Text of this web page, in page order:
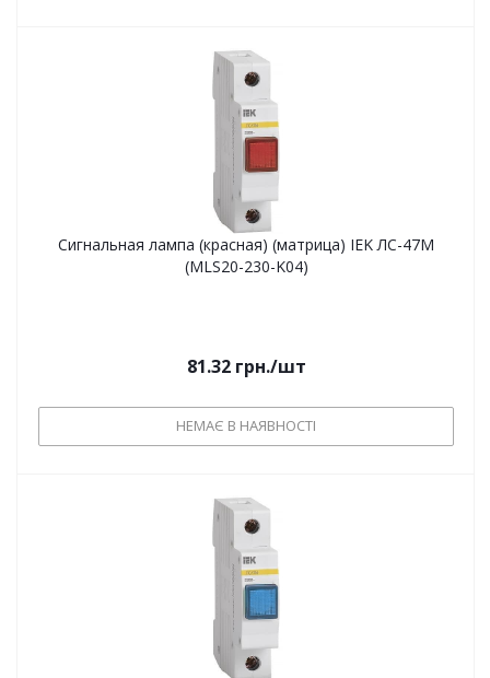
Сигнальная лампа (красная) (матрица) IEK ЛС-47М
(MLS20-230-K04)
81.32грн./шт
НЕМАЄ В НАЯВНОСТІ